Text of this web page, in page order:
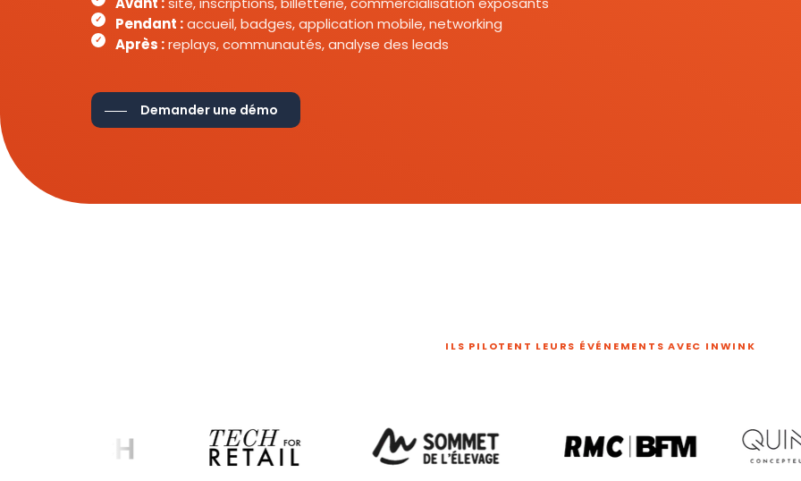
Pendant :accueil, badges, application mobile, networking
Après :replays, communautés, analyse des leads
Demander une démo
ILS PILOTENT LEURS ÉVÉNEMENTS AVEC INWINK